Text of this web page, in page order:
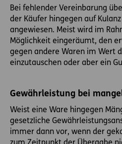
Bei fehlender Vereinbarung
der Käufer hingegen auf
angewiesen. Meist wird im
Möglichkeit eingeräumt, den
gegen andere Waren im Wert
einzutauschen oder aber ein
Gewährleistung bei
Weist eine Ware hingegen
gesetzliche
immer dann vor, wenn der